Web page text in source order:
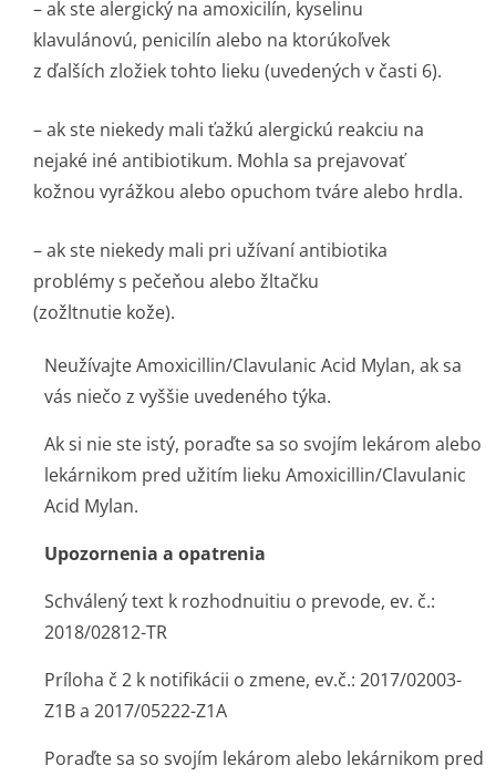
– ak ste alergický na amoxicilín, kyselinu
klavulánovú, penicilín alebo na ktorúkoľvek
z ďalších zložiek tohto lieku (uvedených v časti 6).
– ak ste niekedy mali ťažkú alergickú reakciu na
nejaké iné antibiotikum. Mohla sa prejavovať
kožnou vyrážkou alebo opuchom tváre alebo hrdla.
– ak ste niekedy mali pri užívaní antibiotika
problémy s pečeňou alebo žltačku
(zožltnutie kože).
Neužívajte Amoxicillin/Clavulanic Acid Mylan, ak sa
vás niečo z vyššie uvedeného týka.
Ak si nie ste istý, poraďte sa so svojím lekárom alebo
lekárnikom pred užitím lieku Amoxicillin/Cla­vulanic
Acid Mylan.
Upozornenia a opatrenia
Schválený text k rozhodnuitiu o prevode, ev. č.:
2018/02812-TR
Príloha č 2 k notifikácii o zmene, ev.č.: 2017/02003-
Z1B a 2017/05222-Z1A
Poraďte sa so svojím lekárom alebo lekárnikom pred